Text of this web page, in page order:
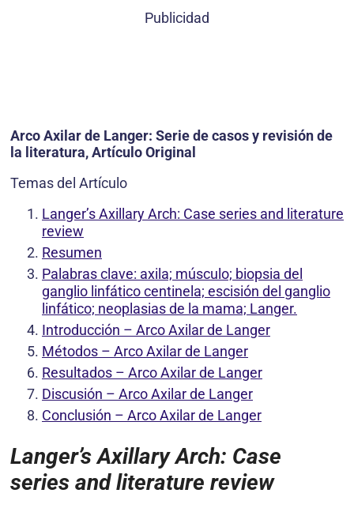
Publicidad
Arco Axilar de Langer: Serie de casos y revisión de
la literatura, Artículo Original
Temas del Artículo
Langer’s Axillary Arch: Case series and literature
review
Resumen
Palabras clave: axila; músculo; biopsia del
ganglio linfático centinela; escisión del ganglio
linfático; neoplasias de la mama; Langer.
Introducción – Arco Axilar de Langer
Métodos – Arco Axilar de Langer
Resultados – Arco Axilar de Langer
Discusión – Arco Axilar de Langer
Conclusión – Arco Axilar de Langer
Langer’s Axillary Arch: Case
series and literature review